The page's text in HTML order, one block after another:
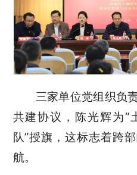
三家单位党组织负
共建协议 ， 陈光辉为“
队”授旗 ，这标志着跨
航。